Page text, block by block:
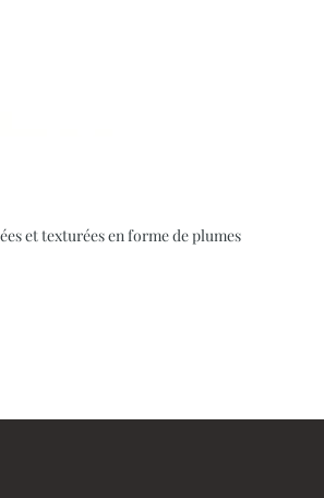
et texturées en forme de plumes